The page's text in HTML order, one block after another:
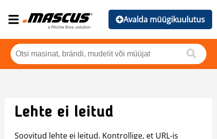
Avalda müügikuulutus
Lehte ei leitud
Soovitud lehte ei leitud. Kontrollige, et URL-is